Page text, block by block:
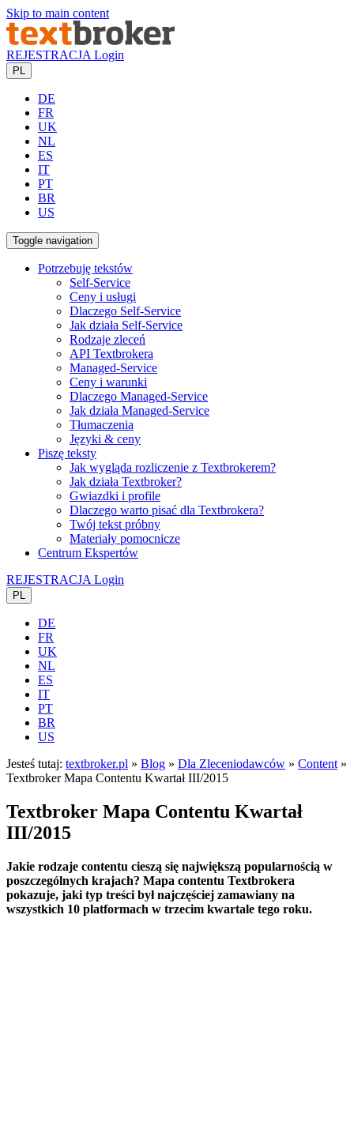
Skip to main content
REJESTRACJA Login
PL
DE
FR
UK
NL
ES
IT
PT
BR
US
Toggle navigation
Potrzebuję tekstów
Self-Service
Ceny i usługi
Dlaczego Self-Service
Jak działa Self-Service
Rodzaje zleceń
API Textbrokera
Managed-Service
Ceny i warunki
Dlaczego Managed-Service
Jak działa Managed-Service
Tłumaczenia
Języki & ceny
Piszę teksty
Jak wygląda rozliczenie z Textbrokerem?
Jak działa Textbroker?
Gwiazdki i profile
Dlaczego warto pisać dla Textbrokera?
Twój tekst próbny
Materiały pomocnicze
Centrum Ekspertów
REJESTRACJA Login
PL
DE
FR
UK
NL
ES
IT
PT
BR
US
Jesteś tutaj: textbroker.pl » Blog » Dla Zleceniodawców » Content »
Textbroker Mapa Contentu Kwartał III/2015
Textbroker Mapa Contentu Kwartał
III/2015
Jakie rodzaje contentu cieszą się największą popularnością w
poszczególnych krajach? Mapa contentu Textbrokera
pokazuje, jaki typ treści był najczęściej zamawiany na
wszystkich 10 platformach w trzecim kwartale tego roku.